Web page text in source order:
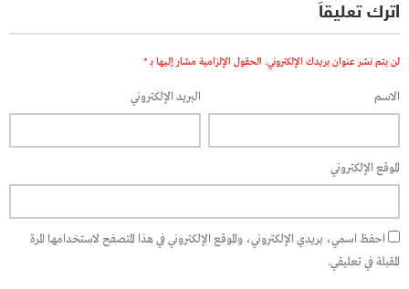
اترك تعليقاً
لن يتم نشر عنوان بريدك الإلكتروني. الحقول الإلزامية مشار إليها بـ *
الاسم البريد الإلكتروني
الموقع الإلكتروني
احفظ اسمي، بريدي الإلكتروني، والموقع الإلكتروني في هذا المتصفح لاستخدامها المرة
المقبلة في تعليقي.